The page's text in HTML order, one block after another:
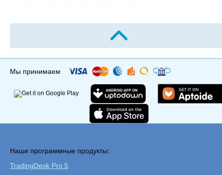
Мы принимаем
Наши программные продукты:
TradingDesk Pro 5